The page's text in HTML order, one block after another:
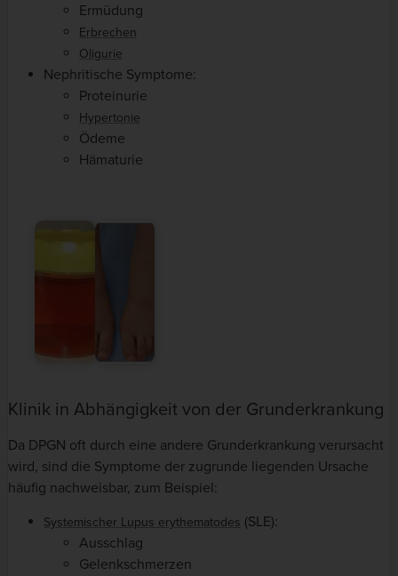
Ermüdung
Erbrechen
Oligurie
Nephritische Symptome:
Proteinurie
Hypertonie
Ödeme
Hämaturie
Klinik in Abhängigkeit von der Grunderkrankung
Da DPGN oft durch eine andere Grunderkrankung verursacht
wird, sind die Symptome der zugrunde liegenden Ursache
häufig nachweisbar, zum Beispiel:
Systemischer Lupus erythematodes (SLE):
Ausschlag
Gelenkschmerzen